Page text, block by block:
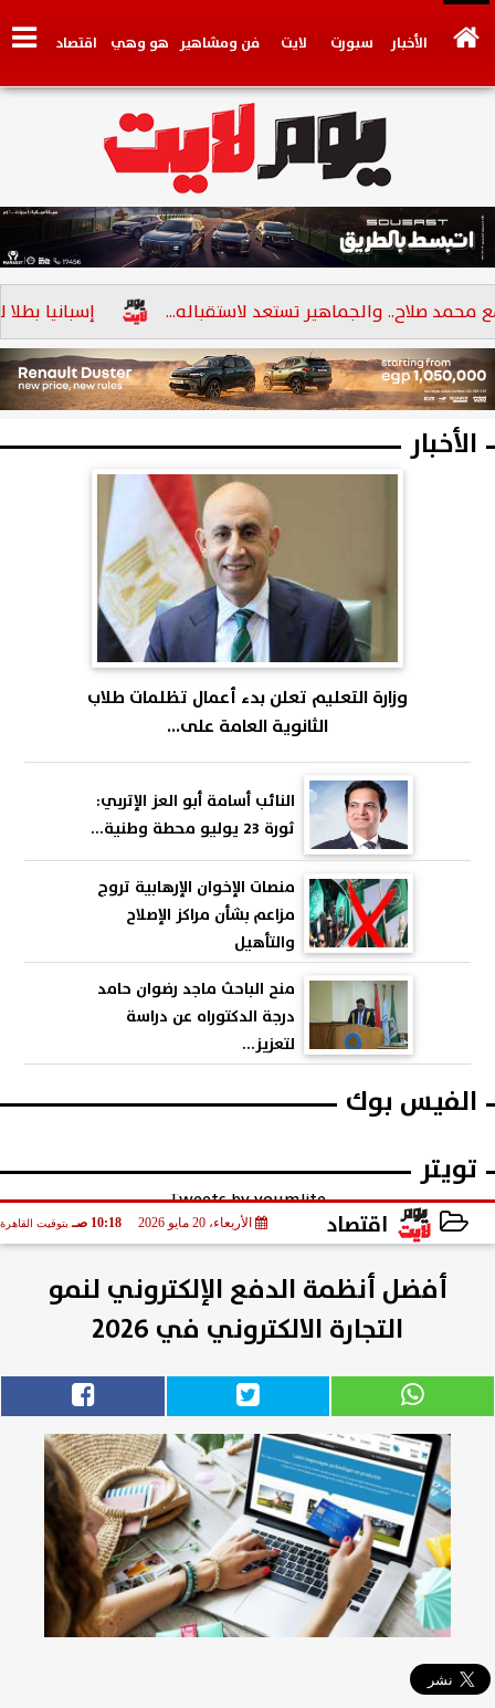
الأخبار سبورت لايت فن ومشاهير هو وهي اقتصاد
وجهات نظر فيديو سيارات
إسبانيا بطلا لكأس والجماهير تستعد لاستقباله...
الأخبار
وزارة التعليم تعلن بدء أعمال تظلمات طلاب
الثانوية العامة على...
النائب أسامة أبو العز الإتربي:
ثورة 23 يوليو محطة وطنية...
منصات الإخوان الإرهابية تروج
مزاعم بشأن مراكز الإصلاح
والتأهيل
منح الباحث ماجد رضوان حامد
درجة الدكتوراه عن دراسة
لتعزيز...
الفيس بوك
تويتر
Tweets by youmlite
اقتصاد الأربعاء، 20 مايو 2026 10:18 صـ بتوقيت القاهرة
2026-05-20 10:18:27أفضل أنظمة الدفع الإلكتروني لنمو
التجارة الالكتروني في ٢٠٢٦